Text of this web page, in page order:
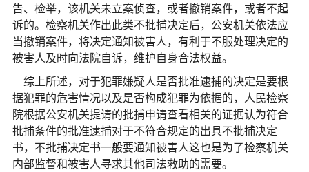
告、检举，该机关未立案侦查，或者撤销案件，或者不起
诉的。检察机关作出此类不批捕决定后，公安机关依法应
当撤销案件，将决定通知被害人，有利于不服处理决定的
被害人及时向法院自诉，维护自身合法权益。
综上所述，对于犯罪嫌疑人是否批准逮捕的决定是要根
据犯罪的危害情况以及是否构成犯罪为依据的，人民检察
院根据公安机关提请的批捕申请查看相关的证据认为符合
批捕条件的批准逮捕对于不符合规定的出具不批捕决定
书，不批捕决定书一般要通知被害人这也是为了检察机关
内部监督和被害人寻求其他司法救助的需要。